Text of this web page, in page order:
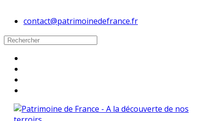
contact@patrimoinedefrance.fr